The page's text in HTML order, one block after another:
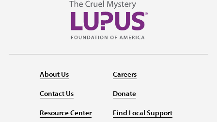
About Us
Contact Us
Resource Center
Careers
Donate
Find Local Support